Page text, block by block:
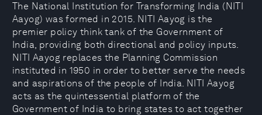
The National Institution for Transforming India (NITI
Aayog) was formed in 2015. NITI Aayog is the
premier policy think tank of the Government of
India, providing both directional and policy inputs.
NITI Aayog replaces the Planning Commission
instituted in 1950 in order to better serve the needs
and aspirations of the people of India. NITI Aayog
acts as the quintessential platform of the
Government of India to bring states to act together